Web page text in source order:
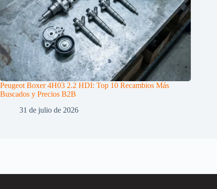
Peugeot Boxer 4H03 2.2 HDI: Top 10 Recambios Más
Buscados y Precios B2B
31 de julio de 2026